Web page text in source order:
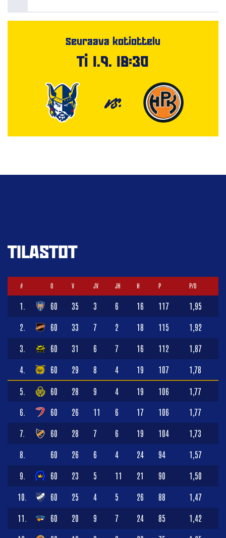
Seuraava kotiottelu
Ti 1.9. 18:30
VS.
TILASTOT
# O V JV JH H P P/O
1. 60 35 3 6 16 117 1,95
2. 60 33 7 2 18 115 1,92
3. 60 31 6 7 16 112 1,87
4. 60 29 8 4 19 107 1,78
5. 60 28 9 4 19 106 1,77
6. 60 26 11 6 17 106 1,77
7. 60 28 7 6 19 104 1,73
8. 60 26 6 4 24 94 1,57
9. 60 23 5 11 21 90 1,50
10. 60 25 4 5 26 88 1,47
11. 60 20 9 7 24 85 1,42